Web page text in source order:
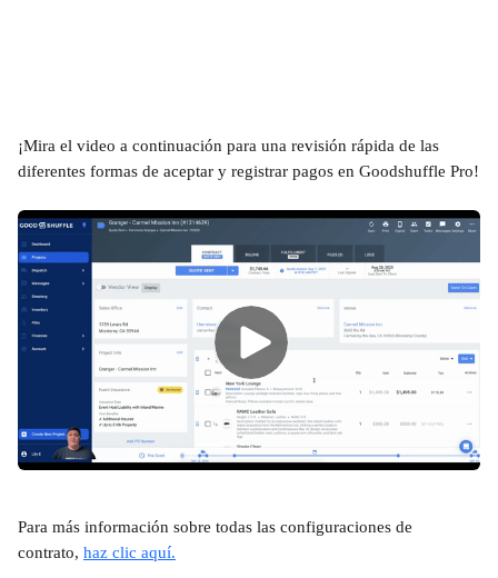
¡Mira el video a continuación para una revisión rápida de las
diferentes formas de aceptar y registrar pagos en Goodshuffle Pro!
Para más información sobre todas las configuraciones de
contrato, haz clic aquí.